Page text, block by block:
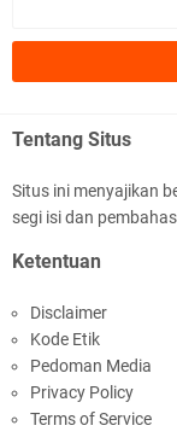
Samapta
Ampenan
Tentang Situs
Situs ini menyajikan
segi isi dan
Ketentuan
Disclaimer
Kode Etik
Pedoman Media
Privacy Policy
Terms of Service